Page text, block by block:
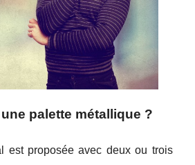
palette métallique ?
est proposée avec deux ou trois